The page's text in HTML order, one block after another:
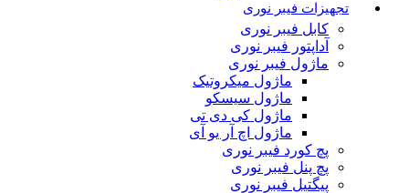
تجهیزات فیبر نوری
کابل فیبر نوری
آداپتور فیبر نوری
ماژول فیبر نوری
ماژول میکروتیک
ماژول سیسکو
ماژول کی دی تی
ماژول اچ آر یو آی
پچ کورد فیبر نوری
پچ پنل فیبر نوری
پیگتیل فیبر نوری